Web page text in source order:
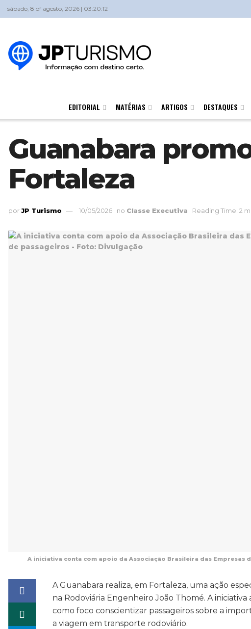
sábado, 8 of agosto, 2026 | 03:20:12
EDITORIAL MATÉRIAS ARTIGOS DESTAQUES
Guanabara
Fortaleza
porJP Turismo 10/05/2026 no Classe Executiva Reading Time: 2
A iniciativa conta com apoio da Associação Brasileira das
A Guanabara realiza, em Fortaleza, uma ação
na Rodoviária Engenheiro João Thomé. A
como foco conscientizar passageiros sobre a
a viagem em transporte rodoviário.